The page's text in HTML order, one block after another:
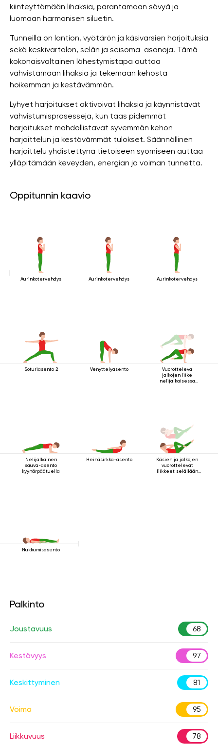
kiinteyttämään lihaksia, parantamaan sävyä ja
luomaan harmonisen siluetin.
Tunneilla on lantion, vyötärön ja käsivarsien harjoituksia
sekä keskivartalon, selän ja seisoma-asanoja. Tämä
kokonaisvaltainen lähestymistapa auttaa
vahvistamaan lihaksia ja tekemään kehosta
hoikemman ja kestävämmän.
Lyhyet harjoitukset aktivoivat lihaksia ja käynnistävät
vahvistumisprosesseja, kun taas pidemmät
harjoitukset mahdollistavat syvemmän kehon
harjoittelun ja kestävämmät tulokset. Säännöllinen
harjoittelu yhdistettynä tietoiseen syömiseen auttaa
ylläpitämään keveyden, energian ja voiman tunnetta.
Oppitunnin kaavio
Aurinkotervehdys Aurinkotervehdys Aurinkotervehdys
Soturiasento 2 Venyttelyasento
Vuorotteleva
jalkojen liike
nelijalkaisessa
Nelijalkainen
sauva-asento
kyynärpäätuella
Heinäsirkka-asento
Käsien ja jalkojen
vuorottelevat
liikkeet selällään
Nukkumisasento
Palkinto
Joustavuus 68
Kestävyys 97
Keskittyminen 81
Voima 95
Liikkuvuus 78